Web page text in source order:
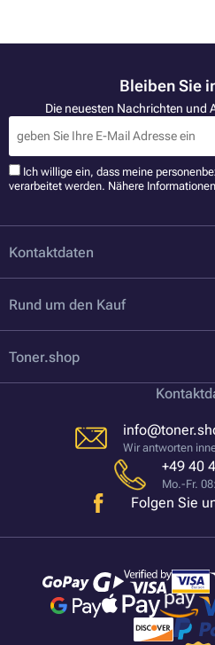
Bleiben Sie
Die neuesten Nachrichten und
Ich willige ein, dass meine
verarbeitet werden. Nähere
Kontaktdaten
Rund um den Kauf
Toner.shop
Wir antworten
+49 40
Mo.-Fr.
Folgen Sie